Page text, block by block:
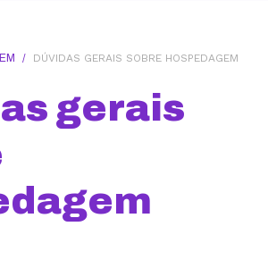
/ DÚVIDAS GERAIS SOBRE HOSPEDAGEM
gerais